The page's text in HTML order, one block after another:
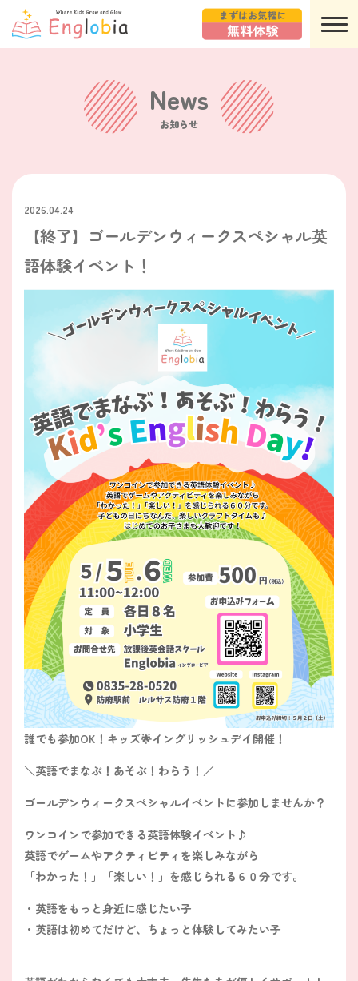
News
お知らせ
2026.04.24
【終了】ゴールデンウィークスペシャル英
語体験イベント！
誰でも参加OK！ キッズ🌟イングリッシュデイ開催！
＼英語でまなぶ！あそぶ！わらう！／
ゴールデンウィークスペシャルイベントに参加しませんか？
ワンコインで参加できる英語体験イベント♪
英語でゲームやアクティビティを楽しみながら
「わかった！」「楽しい！」を感じられる６０分です。
・英語をもっと身近に感じたい子
・英語は初めてだけど、ちょっと体験してみたい子